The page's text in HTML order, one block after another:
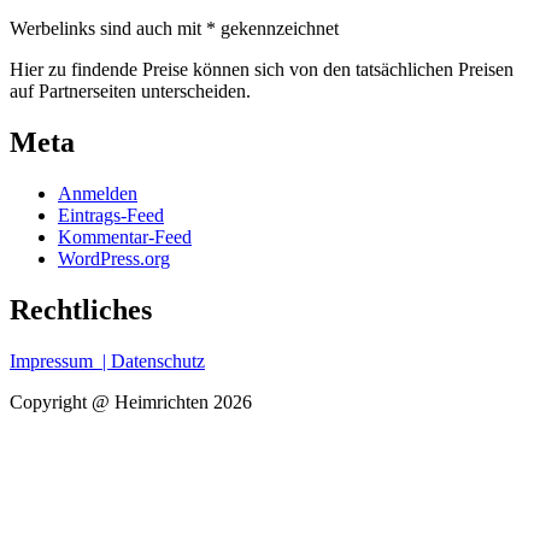
Werbelinks sind auch mit * gekennzeichnet
Hier zu findende Preise können sich von den tatsächlichen Preisen
auf Partnerseiten unterscheiden.
Meta
Anmelden
Eintrags-Feed
Kommentar-Feed
WordPress.org
Rechtliches
Impressum | Datenschutz
Copyright @ Heimrichten 2026